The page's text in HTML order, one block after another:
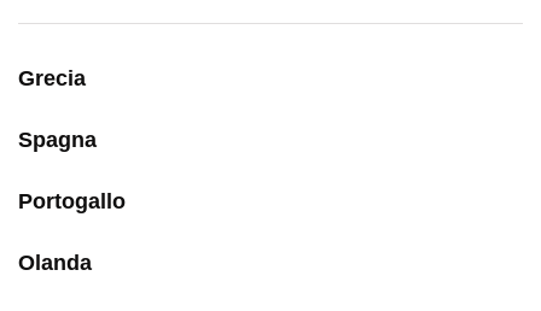
Grecia
Spagna
Portogallo
Olanda